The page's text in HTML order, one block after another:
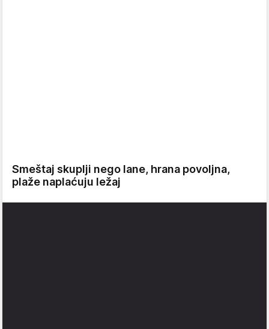
Smeštaj skuplji nego lane, hrana povoljna,
plaže naplaćuju ležaj